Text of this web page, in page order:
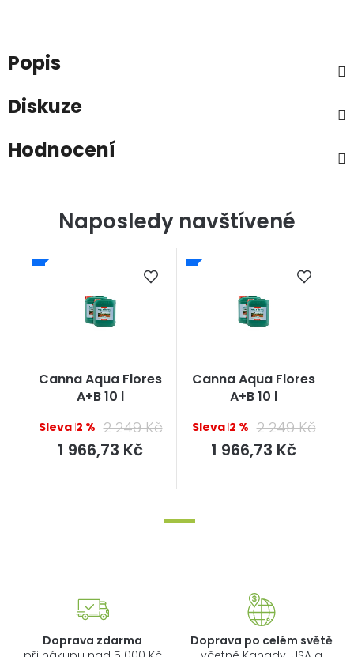
Popis
Diskuze
Hodnocení
Naposledy navštívené
Canna Aqua Flores
A+B 10 l
–12 % 2 249 Kč
1 966,73 Kčcena:
Canna Aqua Flores
A+B 10 l
–12 % 2 249 Kč
1 966,73 Kčcena:
Doprava zdarma
Doprava po celém světě